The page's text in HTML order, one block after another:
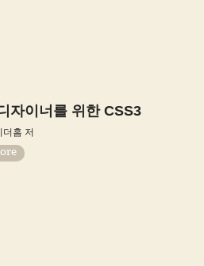
자이너를 위한 CSS3
더홈 저